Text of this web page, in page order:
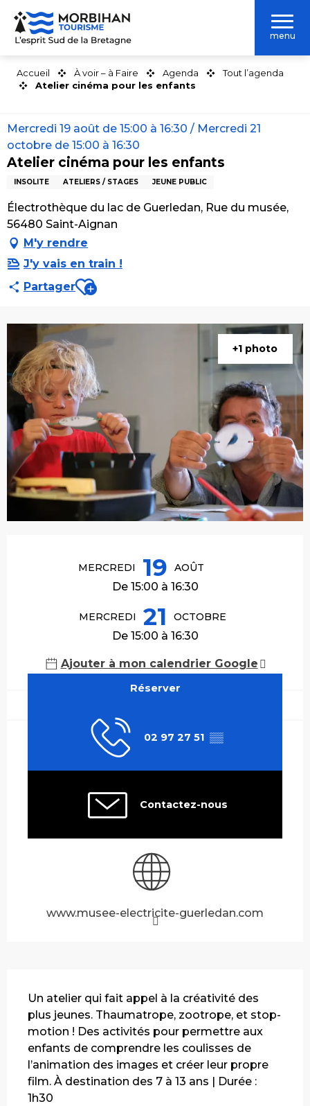
Aller
contenu
menu
Accueil À voir – à Faire Agenda
Tout l’agenda
Atelier cinéma pour les enfants
Mercredi 19 août de 15:00 à 16:30 / Mercredi 21
octobre de 15:00 à 16:30
Atelier cinéma pour les enfants
INSOLITE ATELIERS / STAGES JEUNE PUBLIC
Électrothèque du lac de Guerledan, Rue du musée,
56480 Saint-Aignan
M'y rendre
J'y vais en train !
PartagerAjouter aux favoris
+1 photo
MERCREDI 19 AOÛT
De 15:00 à 16:30
MERCREDI 21 OCTOBRE
De 15:00 à 16:30
Ajouter à mon calendrier Google
Réserver
02 97 27 51 ▒▒
Contactez-nous
www.musee-electricite-guerledan.com
Un atelier qui fait appel à la créativité des
plus jeunes. Thaumatrope, zootrope, et stop-
motion ! Des activités pour permettre aux
enfants de comprendre les coulisses de
l’animation des images et créer leur propre
film. À destination des 7 à 13 ans | Durée :
1h30